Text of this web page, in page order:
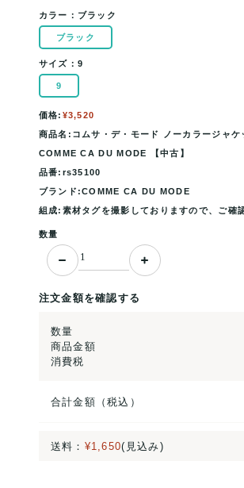
コムサ・デ・モード ノーカラージャケット ウ
レディース 9サ
カラー： ブラック
ブラック
サイズ： 9
9
価格: ¥3,520
商品名:コムサ・デ・モード ノーカラージャ
COMME CA DU MODE 【中古】
品番:rs35100
ブランド:COMME CA DU MODE
組成:素材タグを撮影しておりますので、ご確
数量
注文金額を確認する
数量
商品金額
消費税
合計金額（税込）
送料： ¥1,650(見込み)